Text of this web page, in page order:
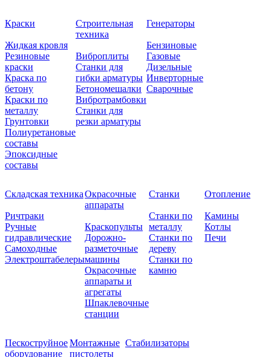
Краски
Жидкая кровля
Резиновые
краски
Краска по
бетону
Краски по
металлу
Грунтовки
Полиуретановые
составы
Эпоксидные
составы
Строительная
техника
Виброплиты
Станки для
гибки арматуры
Бетономешалки
Вибротрамбовки
Станки для
резки арматуры
Генераторы
Бензиновые
Газовые
Дизельные
Инверторные
Сварочные
Складская техника
Ричтраки
Ручные
гидравлические
Самоходные
Электроштабелеры
Окрасочные
аппараты
Краскопульты
Дорожно-
разметочные
машины
Окрасочные
аппараты и
агрегаты
Шпаклевочные
станции
Станки
Станки по
металлу
Станки по
дереву
Станки по
камню
Отопление
Камины
Котлы
Печи
Пескоструйное
оборудование
Монтажные
пистолеты
Стабилизаторы